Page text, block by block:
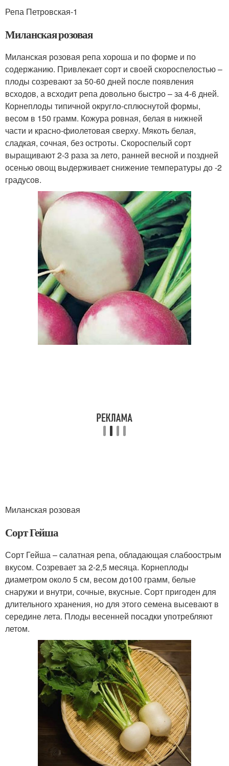
Репа Петровская-1
Миланская розовая
Миланская розовая репа хороша и по форме и по
содержанию. Привлекает сорт и своей скороспелостью –
плоды созревают за 50-60 дней после появления
всходов, а всходит репа довольно быстро – за 4-6 дней.
Корнеплоды типичной округло-сплюснутой формы,
весом в 150 грамм. Кожура ровная, белая в нижней
части и красно-фиолетовая сверху. Мякоть белая,
сладкая, сочная, без остроты. Скороспелый сорт
выращивают 2-3 раза за лето, ранней весной и поздней
осенью овощ выдерживает снижение температуры до -2
градусов.
Миланская розовая
Сорт Гейша
Сорт Гейша – салатная репа, обладающая слабоострым
вкусом. Созревает за 2-2,5 месяца. Корнеплоды
диаметром около 5 см, весом до100 грамм, белые
снаружи и внутри, сочные, вкусные. Сорт пригоден для
длительного хранения, но для этого семена высевают в
середине лета. Плоды весенней посадки употребляют
летом.